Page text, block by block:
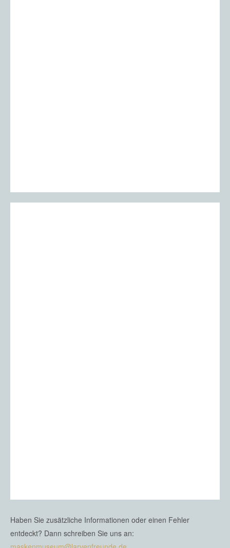
Haben Sie zusätzliche Informationen oder einen Fehler
entdeckt? Dann schreiben Sie uns an: